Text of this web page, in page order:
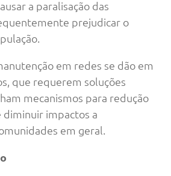
a paralisação das
prejudicar o
em redes se dão em
que requerem soluções
mecanismos para redução
impactos a
em geral.